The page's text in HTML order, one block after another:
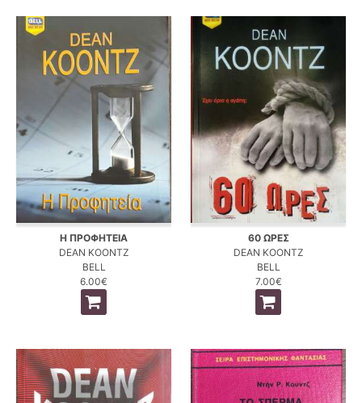
Η ΠΡΟΦΗΤΕΙΑ
DEAN KOONTZ
BELL
6.00€
60 ΩΡΕΣ
DEAN KOONTZ
BELL
7.00€